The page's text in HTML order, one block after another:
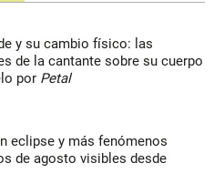
y su cambio físico: las
de la cantante sobre su cuerpo
por Petal
eclipse y más fenómenos
de agosto visibles desde